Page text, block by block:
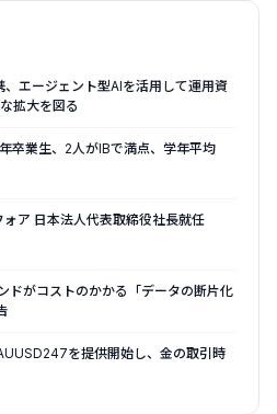
エージェント型AIを活用して運用資
拡大を図る
卒業生、2人がIBで満点、学年平均
ア 日本法人代表取締役社長就任
ドがコストのかかる「データの断片化
を提供開始し、金の取引時